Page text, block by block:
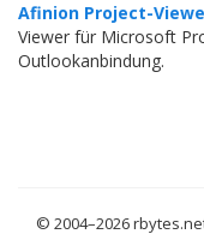
Afinion Project-
Viewer für Microsoft
Outlookanbindung.
© 2004–2026